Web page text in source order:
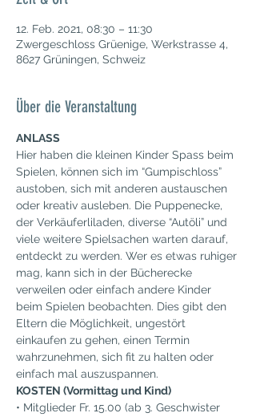
12. Feb. 2021, 08:30 – 11:30
Zwergeschloss Grüenige, Werkstrasse 4,
8627 Grüningen, Schweiz
Über die Veranstaltung
ANLASS
Hier haben die kleinen Kinder Spass beim
Spielen, können sich im “Gumpischloss”
austoben, sich mit anderen austauschen
oder kreativ ausleben. Die Puppenecke,
der Verkäuferliladen, diverse “Autöli” und
viele weitere Spielsachen warten darauf,
entdeckt zu werden. Wer es etwas ruhiger
mag, kann sich in der Bücherecke
verweilen oder einfach andere Kinder
beim Spielen beobachten. Dies gibt den
Eltern die Möglichkeit, ungestört
einkaufen zu gehen, einen Termin
wahrzunehmen, sich fit zu halten oder
einfach mal auszuspannen.
KOSTEN (Vormittag und Kind)
• Mitglieder Fr. 15.00 (ab 3. Geschwister